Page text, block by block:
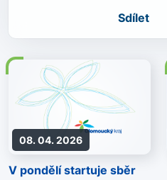
Sdílet
08. 04. 2026
V pondělí startuje sběr